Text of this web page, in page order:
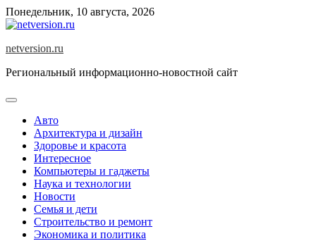
Skip
to
Понедельник, 10 августа, 2026
netversion.ru
Региональный информационно-новостной сайт
Авто
Архитектура и дизайн
Здоровье и красота
Интересное
Компьютеры и гаджеты
Наука и технологии
Новости
Семья и дети
Строительство и ремонт
Экономика и политика